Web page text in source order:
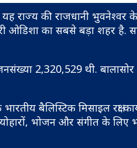
यह राज्य की राजधानी
ओडिशा का सबसे बड़ा शहर है.
2,320,529 थी.
बैलिस्टिक मिसाइल रक्षा
भोजन और संगीत के